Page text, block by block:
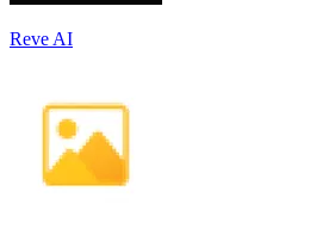
Reve AI